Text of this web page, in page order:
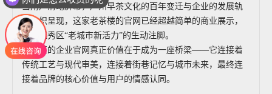
当用户滑动屏幕，广州早茶文化的百年变迁与企业的发展轨
迹交织呈现，这家老茶楼的官网已经超越简单的商业展示，
成为越秀区“老城市新活力”的生动注脚。
越秀区的企业官网真正价值在于成为一座桥梁——它连接着
传统工艺与现代审美，连接着街巷记忆与城市未来，最终连
接着品牌的核心价值与用户的情感认同。
现在有优惠活动吗